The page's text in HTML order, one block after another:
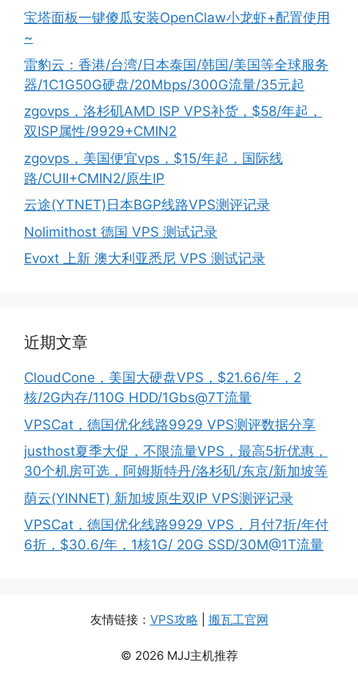
宝塔面板一键傻瓜安装OpenClaw小龙虾+配置使用
~
雷豹云：香港/台湾/日本泰国/韩国/美国等全球服务
器/1C1G50G硬盘/20Mbps/300G流量/35元起
zgovps，洛杉矶AMD ISP VPS补货，$58/年起，
双ISP属性/9929+CMIN2
zgovps，美国便宜vps，$15/年起，国际线
路/CUII+CMIN2/原生IP
云途(YTNET)日本BGP线路VPS测评记录
Nolimithost 德国 VPS 测试记录
Evoxt 上新 澳大利亚悉尼 VPS 测试记录
近期文章
CloudCone，美国大硬盘VPS，$21.66/年，2
核/2G内存/110G HDD/1Gbs@7T流量
VPSCat，德国优化线路9929 VPS测评数据分享
justhost夏季大促，不限流量VPS，最高5折优惠，
30个机房可选，阿姆斯特丹/洛杉矶/东京/新加坡等
荫云(YINNET) 新加坡原生双IP VPS测评记录
VPSCat，德国优化线路9929 VPS，月付7折/年付
6折，$30.6/年，1核1G/ 20G SSD/30M@1T流量
友情链接： VPS攻略 搬瓦工官网
© 2026 MJJ主机推荐